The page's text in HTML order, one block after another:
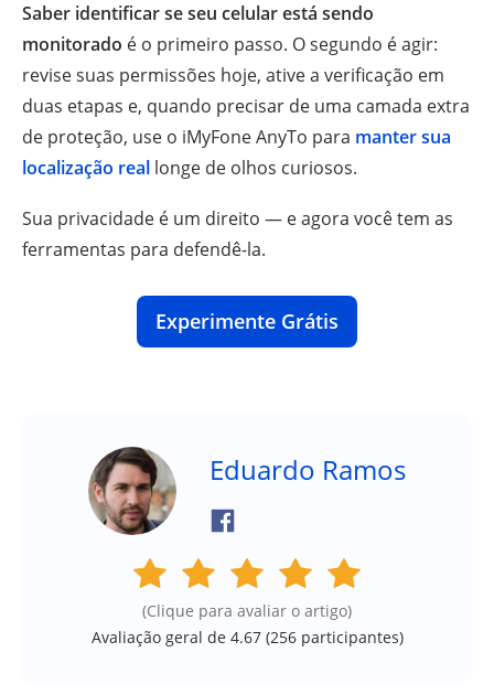
Saber identificar se seu celular está sendo
monitorado é o primeiro passo. O segundo é agir:
revise suas permissões hoje, ative a verificação em
duas etapas e, quando precisar de uma camada extra
de proteção, use o iMyFone AnyTo para manter sua
localização real longe de olhos curiosos.
Sua privacidade é um direito — e agora você tem as
ferramentas para defendê-la.
Experimente Grátis
Eduardo Ramos
(Clique para avaliar o artigo)
Avaliação geral de 4.67 (256participantes)